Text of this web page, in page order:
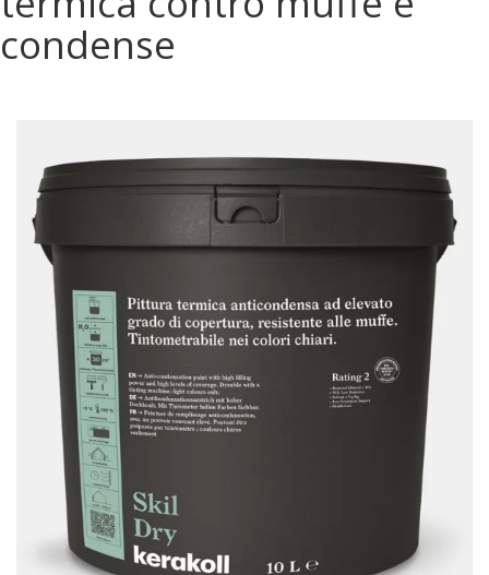
Contatti
condense